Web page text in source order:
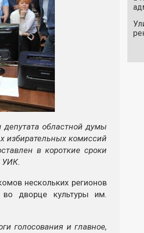
областной думы
избирательных комиссий
в короткие сроки
УИК.
нескольких регионов
дворце культуры им.
голосования и главное,